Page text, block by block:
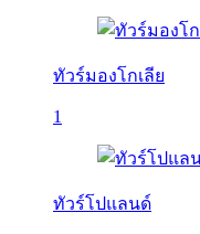
ทัวร์มองโกเลีย
1
ทัวร์โปแลนด์